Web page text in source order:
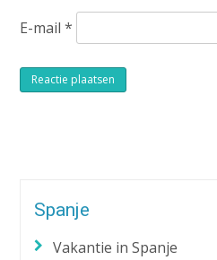
E-mail*
Spanje
Vakantie in Spanje